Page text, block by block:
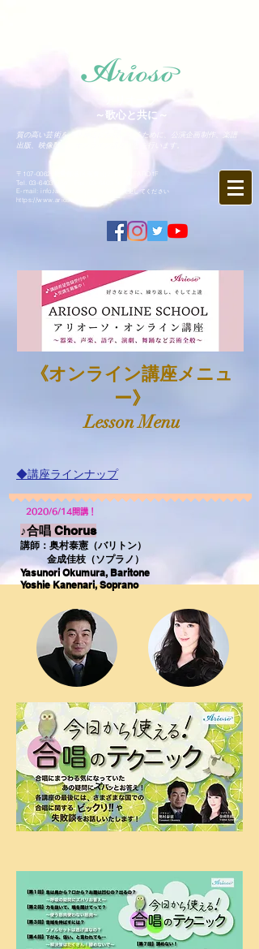
～歌心と共に～
質の高い芸術をより身近にお届けするために、公演企画制作、楽譜
出版、映像配信、オンライン講座などを行います。
〒107-0062 東京都港区南青山2-15-5 FARO1F
Tel. 03-6403-9846
​E-mail: info♪arioso.co.jp
※♪を@に変更してください
https://www.arioso.co.jp
《オンライン講座メニュ
ー》
Lesson Menu
◆講座ラインナップ
2020/6/14開講！
♪合唱 Chorus
講師：奥村泰憲（バリトン）
金成佳枝（ソプラノ）
Yasunori Okumura, Baritone
Yoshie Kanenari, Soprano